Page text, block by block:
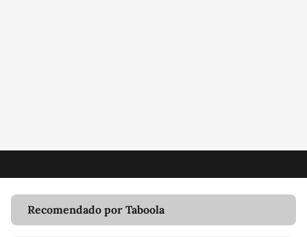
Recomendado por Taboola